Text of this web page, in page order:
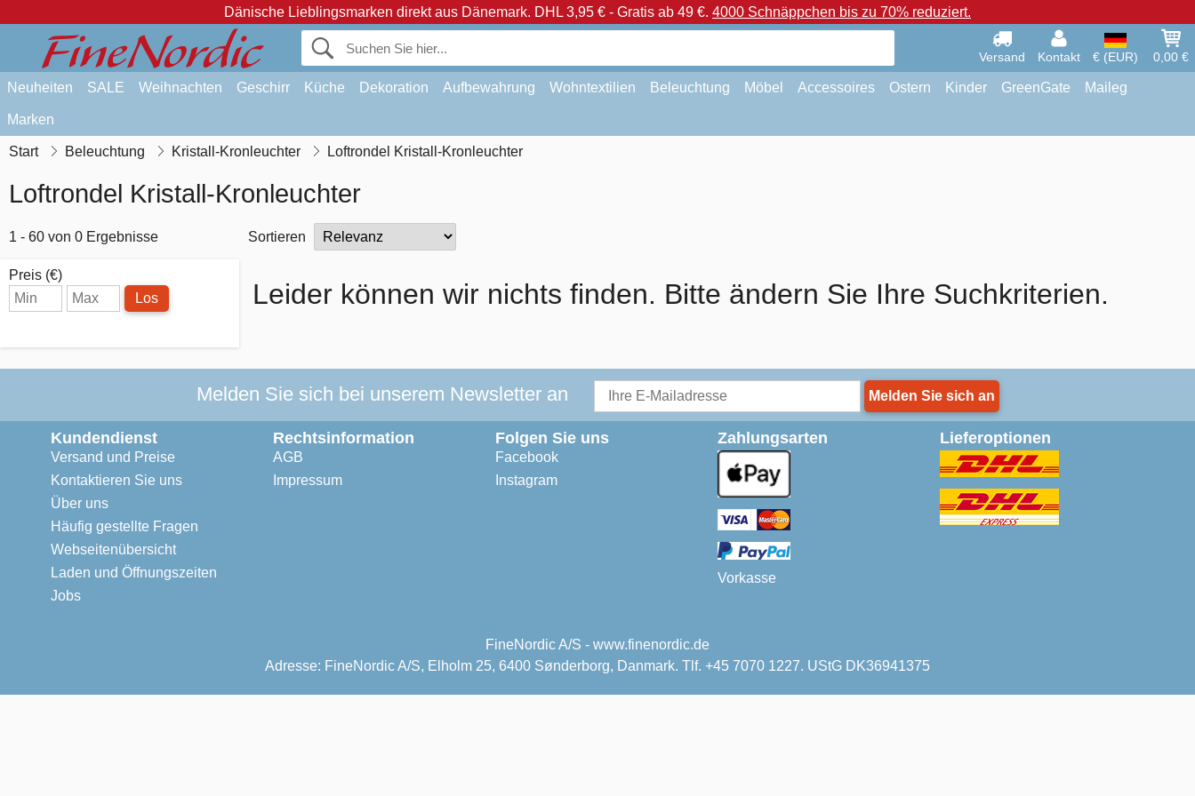
Dänische Lieblingsmarken direkt aus Dänemark. DHL 3,95 € - Gratis ab 49 €. 4000 Schnäppchen bis zu 70% reduziert.
Versand Kontakt € (EUR) 0,00 €
Neuheiten SALE Weihnachten Geschirr Küche Dekoration Aufbewahrung Wohntextilien Beleuchtung Möbel Accessoires Ostern Kinder GreenGate Maileg
Marken
Start Beleuchtung Kristall-Kronleuchter Loftrondel Kristall-Kronleuchter
Loftrondel Kristall-Kronleuchter
1 - 60 von 0 Ergebnisse Sortieren
Preis (€)
Los
Leider können wir nichts finden. Bitte ändern Sie Ihre Suchkriterien.
Melden Sie sich bei unserem Newsletter an Melden Sie sich an
Kundendienst
Versand und Preise
Kontaktieren Sie uns
Über uns
Häufig gestellte Fragen
Webseitenübersicht
Laden und Öffnungszeiten
Jobs
Rechtsinformation
AGB
Impressum
Folgen Sie uns
Facebook
Instagram
Zahlungsarten
Vorkasse
Lieferoptionen
FineNordic A/S - www.finenordic.de
Adresse: FineNordic A/S, Elholm 25, 6400 Sønderborg, Danmark. Tlf. +45 7070 1227. UStG DK36941375